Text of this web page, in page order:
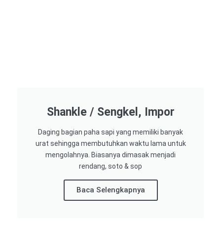
Shankle / Sengkel, Impor
Daging bagian paha sapi yang memiliki banyak
urat sehingga membutuhkan waktu lama untuk
mengolahnya. Biasanya dimasak menjadi
rendang, soto & sop
Baca Selengkapnya